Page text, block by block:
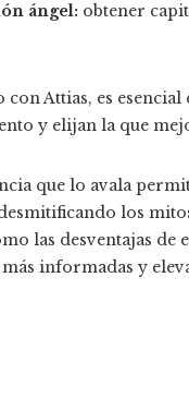
ángel: obtener
con Attias, es
y elijan la que
que lo avala
los
las desventajas
informadas y